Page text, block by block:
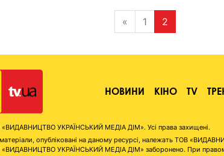
« 1 2
НОВИНИ КІНО TV
УКРАЇНСЬКИЙ МЕДІА ДІМ». Усі права захищені.
матеріали, опубліковані на даному ресурсі, належать ТОВ
УКРАЇНСЬКИЙ МЕДІА ДІМ» заборонено. При